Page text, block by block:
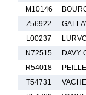
M10146
Z56922
L00237
N72515
DAVY
R54018
T54731